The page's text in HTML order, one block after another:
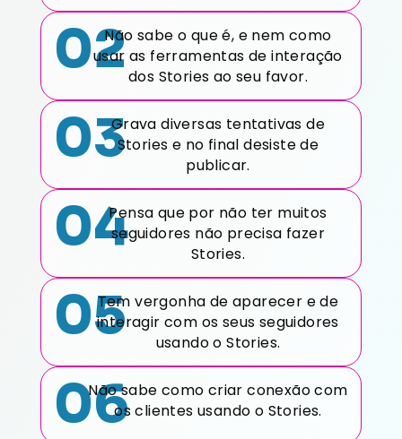
02Não sabe o que é, e nem como
usar as ferramentas de interação
dos Stories ao seu favor.
03Grava diversas tentativas de
Stories e no final desiste de
publicar.
04Pensa que por não ter muitos
seguidores não precisa fazer
Stories.
05Tem vergonha de aparecer e de
interagir com os seus seguidores
usando o Stories.
06
Não sabe como criar conexão com
os clientes usando o Stories.